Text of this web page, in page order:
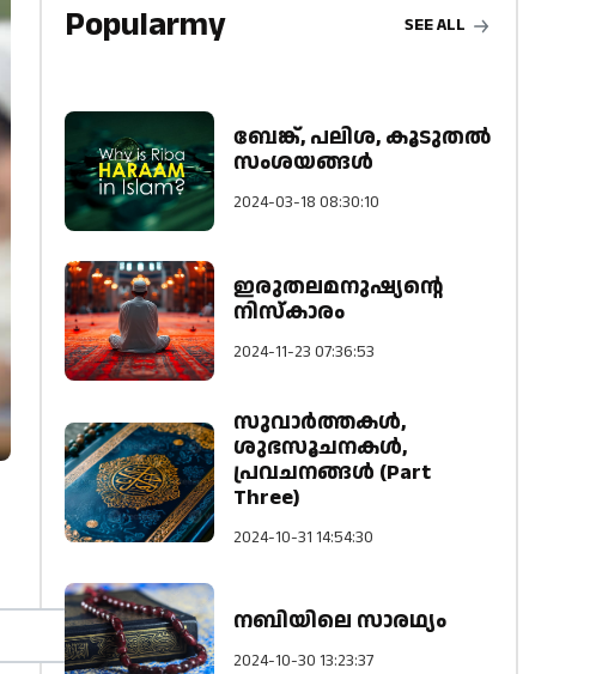
Popularmy SEE ALL
ബേങ്ക്, പലിശ, കൂടുതല്‍
സംശയങ്ങള്‍
2024-03-18 08:30:10
ഇരുതലമനുഷ്യന്റെ
നിസ്കാരം
2024-11-23 07:36:53
സുവാർത്തകൾ,
ശുഭസൂചനകൾ,
പ്രവചനങ്ങൾ (Part
Three)
2024-10-31 14:54:30
നബിയിലെ സാരഥ്യം
2024-10-30 13:23:37